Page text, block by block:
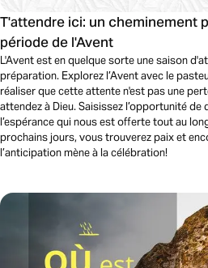
T'attendre ici: un cheminement
période de l'Avent
L'Avent est en quelque sorte une saison
préparation. Explorez l’Avent avec le
réaliser que cette attente n'est pas une
attendez à Dieu. Saisissez l’opportunité de
l’espérance qui nous est offerte tout au
prochains jours, vous trouverez paix et
l’anticipation mène à la célébration!